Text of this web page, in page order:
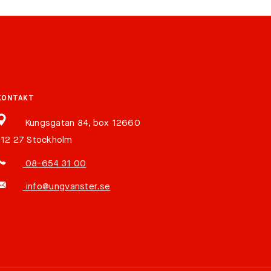
Kungsgatan 84, box 12660
27 Stockholm
08-654 31 00
info@ungvanster.se